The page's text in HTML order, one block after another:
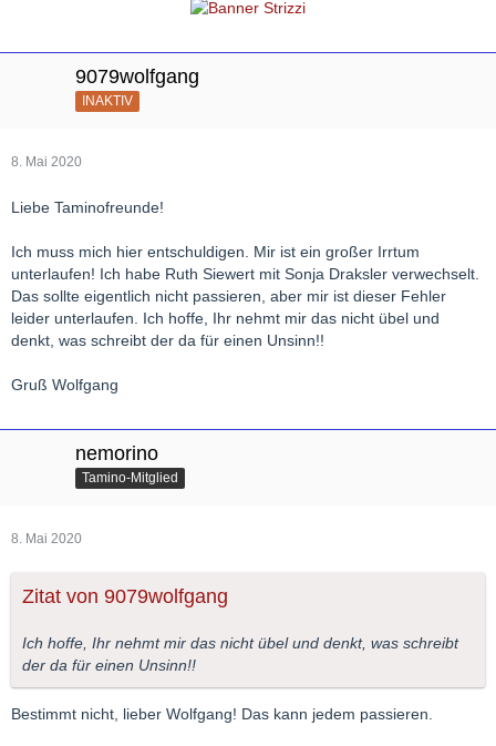
9079wolfgang
INAKTIV
8. Mai 2020
Liebe Taminofreunde!
Ich muss mich hier entschuldigen. Mir ist ein großer Irrtum
unterlaufen! Ich habe Ruth Siewert mit Sonja Draksler verwechselt.
Das sollte eigentlich nicht passieren, aber mir ist dieser Fehler
leider unterlaufen. Ich hoffe, Ihr nehmt mir das nicht übel und
denkt, was schreibt der da für einen Unsinn!!
Gruß Wolfgang
nemorino
Tamino-Mitglied
8. Mai 2020
Zitat von 9079wolfgang
Ich hoffe, Ihr nehmt mir das nicht übel und denkt, was schreibt
der da für einen Unsinn!!
Bestimmt nicht, lieber Wolfgang! Das kann jedem passieren.